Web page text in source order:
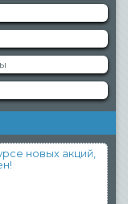
новых акций,